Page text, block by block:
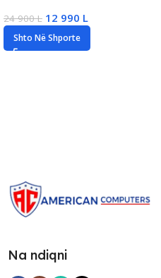
Graphics 610
24 900L 12 990 L
Shto Në Shporte
Na ndiqni